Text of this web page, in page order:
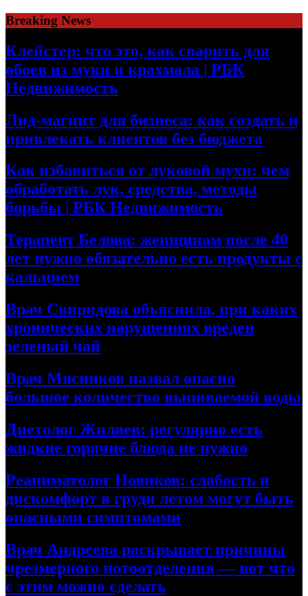
Skip
to
content
Breaking News
Клейстер: что это, как сварить для
обоев из муки и крахмала | РБК
Недвижимость
Лид-магнит для бизнеса: как создать и
привлекать клиентов без бюджета
Как избавиться от луковой мухи: чем
обработать лук, средства, методы
борьбы | РБК Недвижимость
Терапевт Белова: женщинам после 40
лет нужно обязательно есть продукты с
кальцием
Врач Свиридова объяснила, при каких
хронических нарушениях вреден
зеленый чай
Врач Мясников назвал опасно
большое количество выпиваемой воды
Диетолог Жиляев: регулярно есть
жидкие горячие блюда не нужно
Реаниматолог Новиков: слабость и
дискомфорт в груди летом могут быть
опасными симптомами
Врач Андреева раскрывает причины
чрезмерного потоотделения — вот что
с этим можно сделать